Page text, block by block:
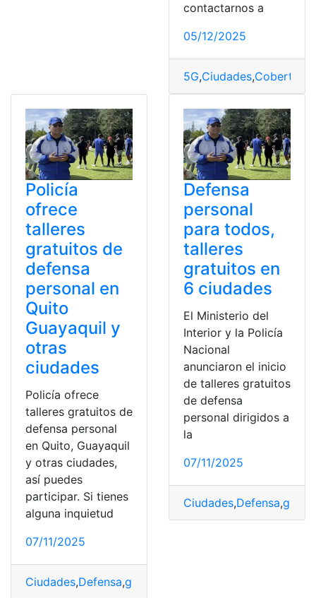
contactarnos a
05/12/2025
5G,Ciudades,Cobertura
Policía
ofrece
talleres
gratuitos de
defensa
personal en
Quito
Guayaquil y
otras
ciudades
Policía ofrece
talleres gratuitos de
defensa personal
en Quito, Guayaquil
y otras ciudades,
así puedes
participar. Si tienes
alguna inquietud
07/11/2025
Ciudades,Defensa,gratuitos
Defensa
personal
para todos,
talleres
gratuitos en
6 ciudades
El Ministerio del
Interior y la Policía
Nacional
anunciaron el inicio
de talleres gratuitos
de defensa
personal dirigidos a
la
07/11/2025
Ciudades,Defensa,